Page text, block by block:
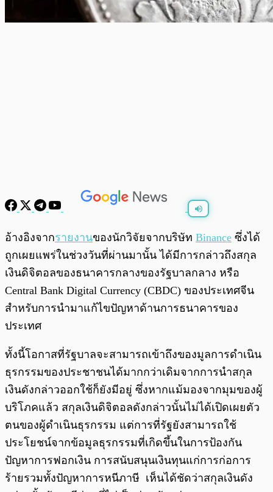
0:00
อ้างอิงจากรายงานของนักวิจัยจากบริษัท Binance ซึ่งได้
ถูกเผยแพร่ในช่วงวันที่ผ่านมานั้น ได้มีการกล่าวถึงสกุล
เงินดิจิตอลของธนาคารกลางของรัฐบาลกลาง หรือ
Central Bank Digital Currency (CBDC) ของประเทศจีน
สำหรับการนำมาแก้ไขปัญหาด้านการธนาคารของ
ประเทศ
ทั้งนี้โอกาสที่รัฐบาลจะสามารถเข้าถึงของมูลการดำเนิน
ธุรกรรมของประชาชนได้มากกว่าเดิมจากการนำสกุล
เงินดังกล่าวออกใช้ก็ยังมีอยู่ ซึ่งหากแม้มองจากมุมของผู้
บริโภคแล้ว สกุลเงินดิจิตอลดังกล่าวนั้นไม่ได้เปิดเผยตัว
ตนของผู้ดำเนินธุรกรรม แต่การที่รัฐยังสามารถใช้
ประโยชน์จากข้อมูลธุรกรรมที่เกิดขึ้นในการป้องกัน
ปัญหาการฟอกเงิน การสนับสนุนเงินทุนแก่การก่อการ
ร้ายรวมทั้งปัญหาการหนีภาษี เห็นได้ชัดว่าสกุลเงินดัง